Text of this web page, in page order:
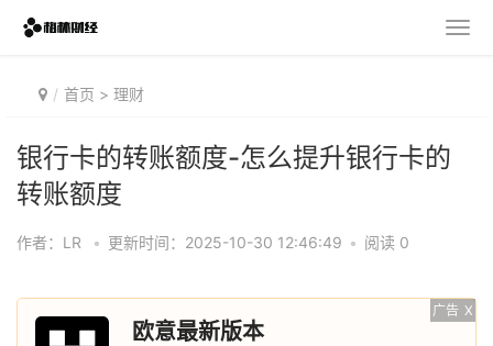
首页 > 理财
银行卡的转账额度-怎么提升银行卡的
转账额度
作者：LR • 更新时间：2025-10-30 12:46:49 • 阅读 0
广告 X
欧意最新版本